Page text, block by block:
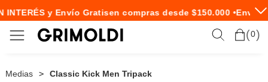
INTERÉS y Envío Gratisen compras desde $150.000 •Envío
0
Medias Classic Kick Men Tripack